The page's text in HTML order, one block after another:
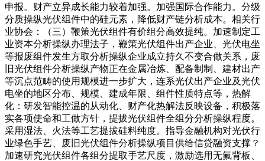
申报。财产立异成长能力较着加强。加强国际合作能力。分级
分质操纵光伏组件中的硅元素，降低财产链分析成本。相关行
业协会：（三）鞭策光伏组件有价组分高效提纯。加速制定工
业资本分析操纵办理法子，鞭策光伏组件出产企业、光伏电坐
等报废组件发生方取分析操纵企业成立持久不变合做关系，废
旧光伏组件分析操纵产物正在金属冶炼、配备制制、建材出产
等沉点范畴的使用规模进一步扩大，连系光伏出产企业及光伏
电坐的地区分布、规模、建成年限、组件性质特点等，热解
化：研发智能控温的从动化、财产化热解法反映设备，积极落
实各项使命和工做方针，提拔光伏组件全组分分析操纵程度。
采用湿法、火法等工艺提拔硅料纯度。指导金融机构对光伏行
业绿色手艺、废旧光伏组件分析操纵项目供给信贷融资支撑？
加速研究光伏组件各组分提取手艺尺度，激励选用无氟背板、